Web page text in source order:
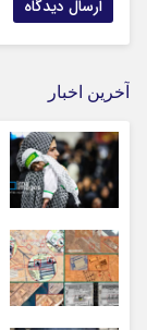
آخرین اخبار